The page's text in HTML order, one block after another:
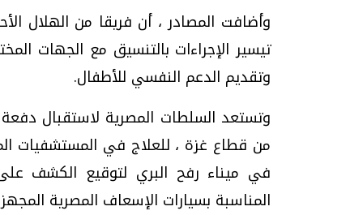
وأضافت المصادر ، أن فريقا من الهلال
تيسير الإجراءات بالتنسيق مع الجهات
وتقديم الدعم النفسي للأطفال.
وتستعد السلطات المصرية لاستقبال
من قطاع غزة ، للعلاج في المستشفيات
في ميناء رفح البري لتوقيع الكشف
المناسبة بسيارات الإسعاف المصرية
فيديو.. الإعلام
وتحديات هائلة
الخميس، 30 يوليو 2026 01:09 م
موجات الطقس الساخنة.. لماذا تحدث وكيف